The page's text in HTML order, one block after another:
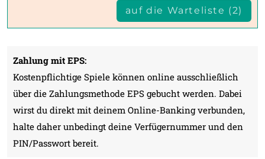
auf die Warteliste (2)
Zahlung mit EPS:
Kostenpflichtige Spiele können online ausschließlich
über die Zahlungsmethode EPS gebucht werden. Dabei
wirst du direkt mit deinem Online-Banking verbunden,
halte daher unbedingt deine Verfügernummer und den
PIN/Passwort bereit.